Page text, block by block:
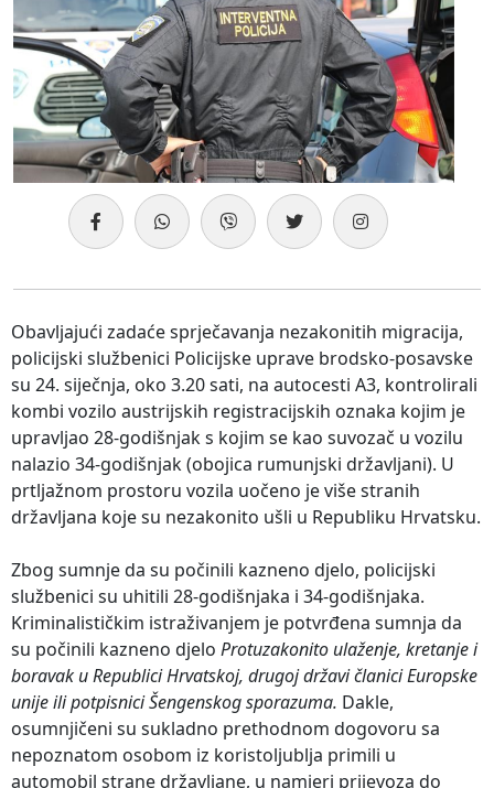
Obavljajući zadaće sprječavanja nezakonitih migracija,
policijski službenici Policijske uprave brodsko-posavske
su 24. siječnja, oko 3.20 sati, na autocesti A3, kontrolirali
kombi vozilo austrijskih registracijskih oznaka kojim je
upravljao 28-godišnjak s kojim se kao suvozač u vozilu
nalazio 34-godišnjak (obojica rumunjski državljani). U
prtljažnom prostoru vozila uočeno je više stranih
državljana koje su nezakonito ušli u Republiku Hrvatsku.
Zbog sumnje da su počinili kazneno djelo, policijski
službenici su uhitili 28-godišnjaka i 34-godišnjaka.
Kriminalističkim istraživanjem je potvrđena sumnja da
su počinili kazneno djelo Protuzakonito ulaženje, kretanje i
boravak u Republici Hrvatskoj, drugoj državi članici Europske
unije ili potpisnici Šengenskog sporazuma. Dakle,
osumnjičeni su sukladno prethodnom dogovoru sa
nepoznatom osobom iz koristoljublja primili u
automobil strane državljane, u namjeri prijevoza do